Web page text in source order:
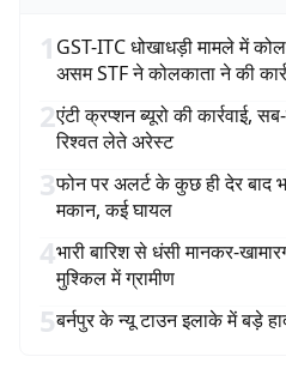
1 GST-ITC धोखाधड़ी मामले में
असम STF ने कोलकाता ने की
2एंटी क्रप्शन ब्यूरो की कार्रवाई,
रिश्वत लेते अरेस्ट
3फोन पर अलर्ट के कुछ ही देर बाद
मकान, कई घायल
4भारी बारिश से धंसी मानकर-
मुश्किल में ग्रामीण
5बर्नपुर के न्यू टाउन इलाके में बड़े